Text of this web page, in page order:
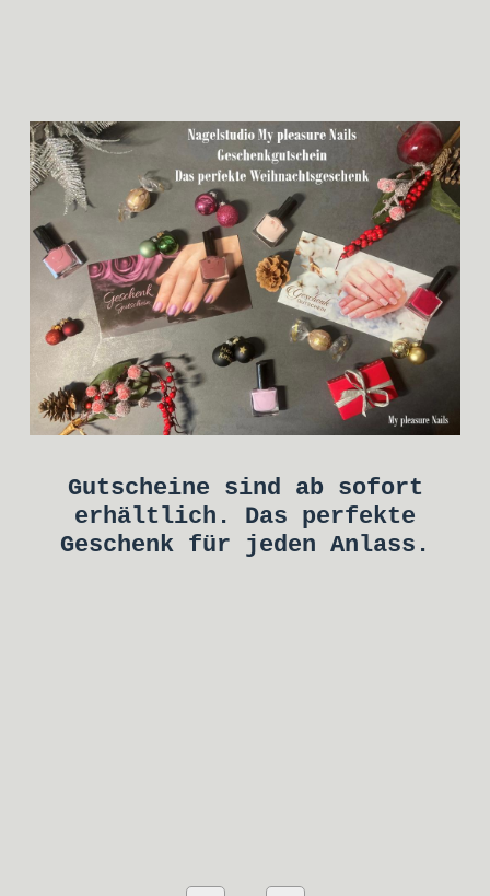
Gutscheine sind ab sofort
erhältlich. Das perfekte
Geschenk für jeden Anlass.